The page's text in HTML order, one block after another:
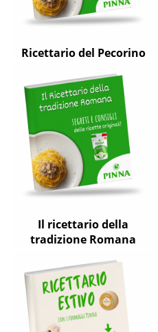
Ricettario del Pecorino
Il ricettario della
tradizione Romana